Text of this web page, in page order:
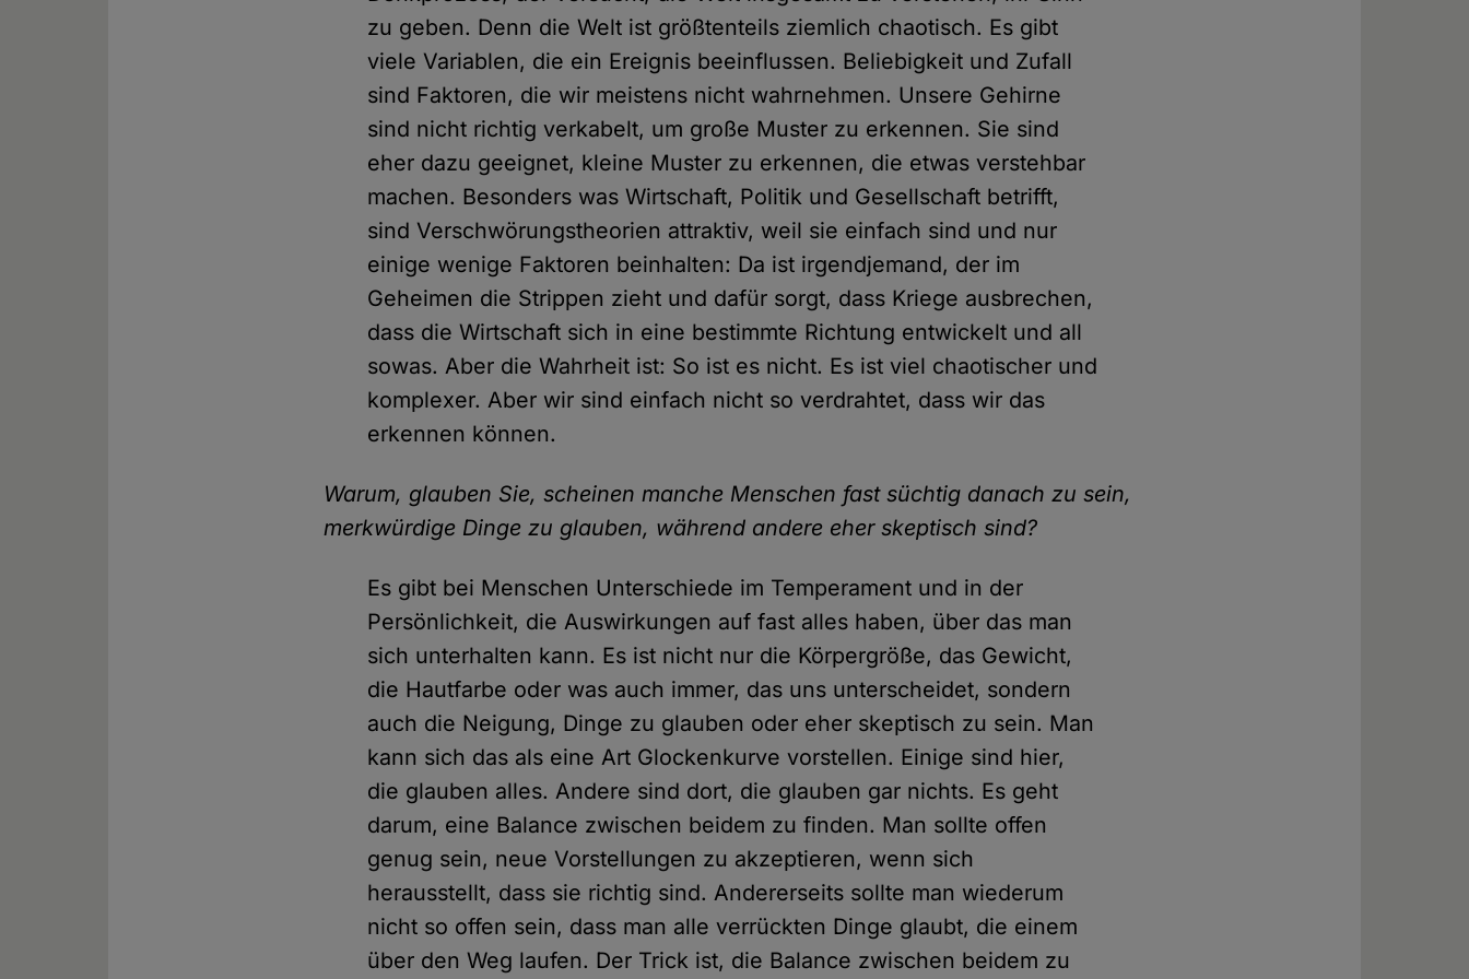
zu geben. Denn die Welt ist größtenteils ziemlich chaotisch. Es gibt
viele Variablen, die ein Ereignis beeinflussen. Beliebigkeit und Zufall
sind Faktoren, die wir meistens nicht wahrnehmen. Unsere Gehirne
sind nicht richtig verkabelt, um große Muster zu erkennen. Sie sind
eher dazu geeignet, kleine Muster zu erkennen, die etwas verstehbar
machen. Besonders was Wirtschaft, Politik und Gesellschaft betrifft,
sind Verschwörungstheorien attraktiv, weil sie einfach sind und nur
einige wenige Faktoren beinhalten: Da ist irgendjemand, der im
Geheimen die Strippen zieht und dafür sorgt, dass Kriege ausbrechen,
dass die Wirtschaft sich in eine bestimmte Richtung entwickelt und all
sowas. Aber die Wahrheit ist: So ist es nicht. Es ist viel chaotischer und
komplexer. Aber wir sind einfach nicht so verdrahtet, dass wir das
erkennen können.
Warum, glauben Sie, scheinen manche Menschen fast süchtig danach zu sein,
merkwürdige Dinge zu glauben, während andere eher skeptisch sind?
Es gibt bei Menschen Unterschiede im Temperament und in der
Persönlichkeit, die Auswirkungen auf fast alles haben, über das man
sich unterhalten kann. Es ist nicht nur die Körpergröße, das Gewicht,
die Hautfarbe oder was auch immer, das uns unterscheidet, sondern
auch die Neigung, Dinge zu glauben oder eher skeptisch zu sein. Man
kann sich das als eine Art Glockenkurve vorstellen. Einige sind hier,
die glauben alles. Andere sind dort, die glauben gar nichts. Es geht
darum, eine Balance zwischen beidem zu finden. Man sollte offen
genug sein, neue Vorstellungen zu akzeptieren, wenn sich
herausstellt, dass sie richtig sind. Andererseits sollte man wiederum
nicht so offen sein, dass man alle verrückten Dinge glaubt, die einem
über den Weg laufen. Der Trick ist, die Balance zwischen beidem zu